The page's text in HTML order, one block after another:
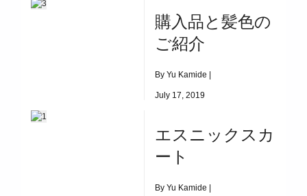
ヘアアレンジ
購入品と髪色の
ご紹介
By Yu Kamide |
July 17, 2019
|4687
エスニックスカ
ート
By Yu Kamide |